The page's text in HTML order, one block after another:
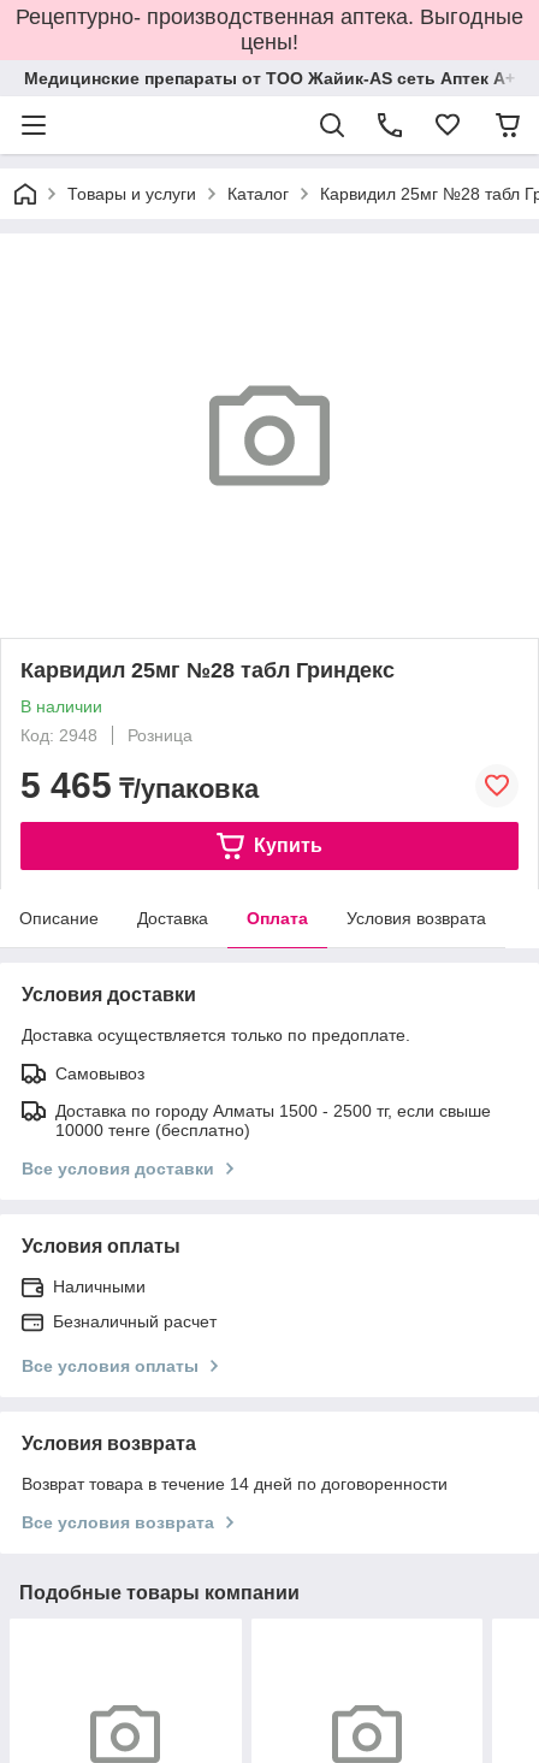
Рецептурно- производственная аптека. Выгодные
цены!
Медицинские препараты от ТОО Жайик-AS сеть Аптек А+
Товары и услуги Каталог Карвидил 25мг №28 табл
Карвидил 25мг №28 табл Гриндекс
В наличии
Код: 2948
Розница
5 465 ₸/упаковка
Купить
Описание Доставка Оплата Условия возврата
Условия доставки
Доставка осуществляется только по предоплате.
Самовывоз
Доставка по городу Алматы 1500 - 2500 тг, если свыше
10000 тенге (бесплатно)
Все условия доставки
Условия оплаты
Наличными
Безналичный расчет
Все условия оплаты
Условия возврата
Возврат товара в течение 14 дней по договоренности
Все условия возврата
Подобные товары компании